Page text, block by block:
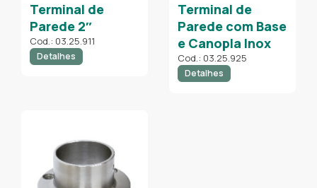
Terminal de
Parede 2″
Cod.: 03.25.911
Detalhes
Terminal de
Parede com Base
e Canopla Inox
Cod.: 03.25.925
Detalhes